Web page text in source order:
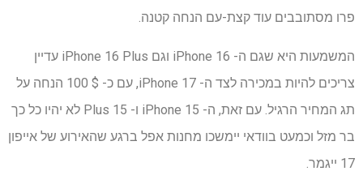
פרו מסתובבים עוד קצת-עם הנחה קטנה.
המשמעות היא שגם ה- iPhone 16 וגם iPhone 16 Plus עדיין
צריכים להיות במכירה לצד ה- iPhone 17, עם כ- $ 100 הנחה על
תג המחיר הרגיל. עם זאת, ה- iPhone 15 ו- 15 Plus לא יהיו כל כך
בר מזל וכמעט בוודאי יימשכו מחנות אפל ברגע שהאירוע של אייפון
17 ייגמר.